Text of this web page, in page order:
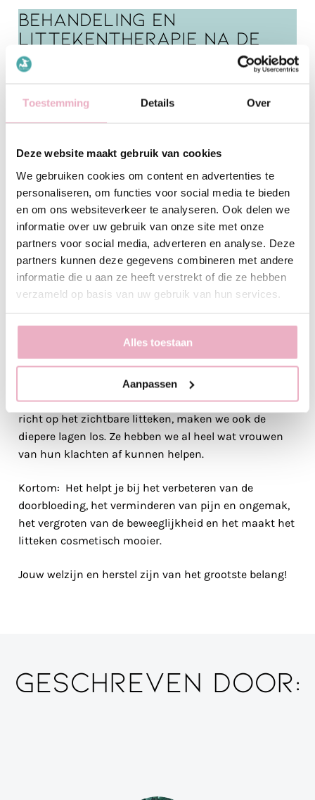
Toestemming Details Over
Deze website maakt gebruik van cookies
We gebruiken cookies om content en advertenties te
personaliseren, om functies voor social media te bieden
en om ons websiteverkeer te analyseren. Ook delen we
informatie over uw gebruik van onze site met onze
partners voor social media, adverteren en analyse. Deze
partners kunnen deze gegevens combineren met andere
informatie die u aan ze heeft verstrekt of die ze hebben
verzameld op basis van uw gebruik van hun services.
Alles toestaan
Aanpassen
Behandeling en
littekentherapie na de
keizersnede
blijven lopen! Onze speciaal ontwikkelde
C-section
treatment, een vorm van littekentherapie met o.a.
jouw herstel te bevorderen en klachten van verkleefd
bindweefsel te verhelpen.
Hoe kan littekentherapie
bijdragen aan herstel na
een keizersnede
Littekentherapie, met inbegrip van
c-section treatment , onze speciaal ontwikkelde
littekentherapie voor keizersnedes, maken we het
bindweefsel rondom het litteken los. In tegenstelling
tot de traditionele littekentherapie, die zich alleen
richt op het zichtbare litteken, maken we ook de
diepere lagen los. Ze hebben we al heel wat vrouwen
van hun klachten af kunnen helpen.
Kortom: Het helpt je bij het verbeteren van de
doorbloeding, het verminderen van pijn en ongemak,
het vergroten van de beweeglijkheid en het maakt het
litteken cosmetisch mooier.
Jouw welzijn en herstel zijn van het grootste belang!
Geschreven door: